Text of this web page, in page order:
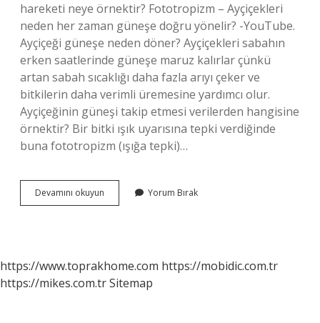
hareketi neye örnektir? Fototropizm – Ayçiçekleri
neden her zaman güneşe doğru yönelir? -YouTube.
Ayçiçeği güneşe neden döner? Ayçiçekleri sabahın
erken saatlerinde güneşe maruz kalırlar çünkü
artan sabah sıcaklığı daha fazla arıyı çeker ve
bitkilerin daha verimli üremesine yardımcı olur.
Ayçiçeğinin güneşi takip etmesi verilerden hangisine
örnektir? Bir bitki ışık uyarısına tepki verdiğinde
buna fototropizm (ışığa tepki)…
Devamını okuyun Ayçiçeği
Yüzünü
Yapar
Yorum Bırak
https://www.toprakhome.com https://mobidic.com.tr
https://mikes.com.trSitemap